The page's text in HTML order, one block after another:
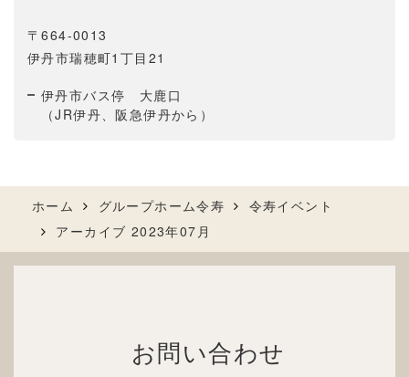
〒664-0013
伊丹市瑞穂町1丁目21
伊丹市バス停 大鹿口
（JR伊丹、阪急伊丹から）
ホーム グループホーム令寿
令寿イベント
アーカイブ 2023年07月
お問い合わせ